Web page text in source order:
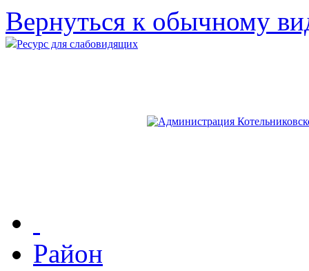
Вернуться к обычному
Ресурс для слабовидящих
Район